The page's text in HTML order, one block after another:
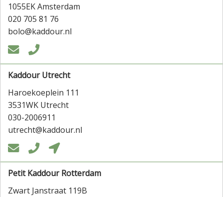
1055EK Amsterdam
020 705 81 76
bolo@kaddour.nl
 
Kaddour Utrecht
Haroekoeplein 111
3531WK Utrecht
030-2006911
utrecht@kaddour.nl
  
Petit Kaddour Rotterdam
Zwart Janstraat 119B